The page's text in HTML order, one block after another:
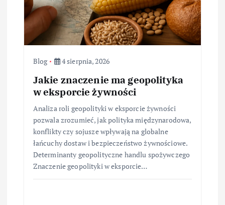
Blog 4 sierpnia, 2026
Jakie znaczenie ma geopolityka
w eksporcie żywności
Analiza roli geopolityki w eksporcie żywności
pozwala zrozumieć, jak polityka międzynarodowa,
konflikty czy sojusze wpływają na globalne
łańcuchy dostaw i bezpieczeństwo żywnościowe.
Determinanty geopolityczne handlu spożywczego
Znaczenie geopolityki w eksporcie…